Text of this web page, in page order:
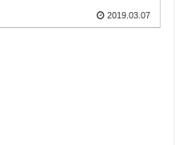
2019.03.07